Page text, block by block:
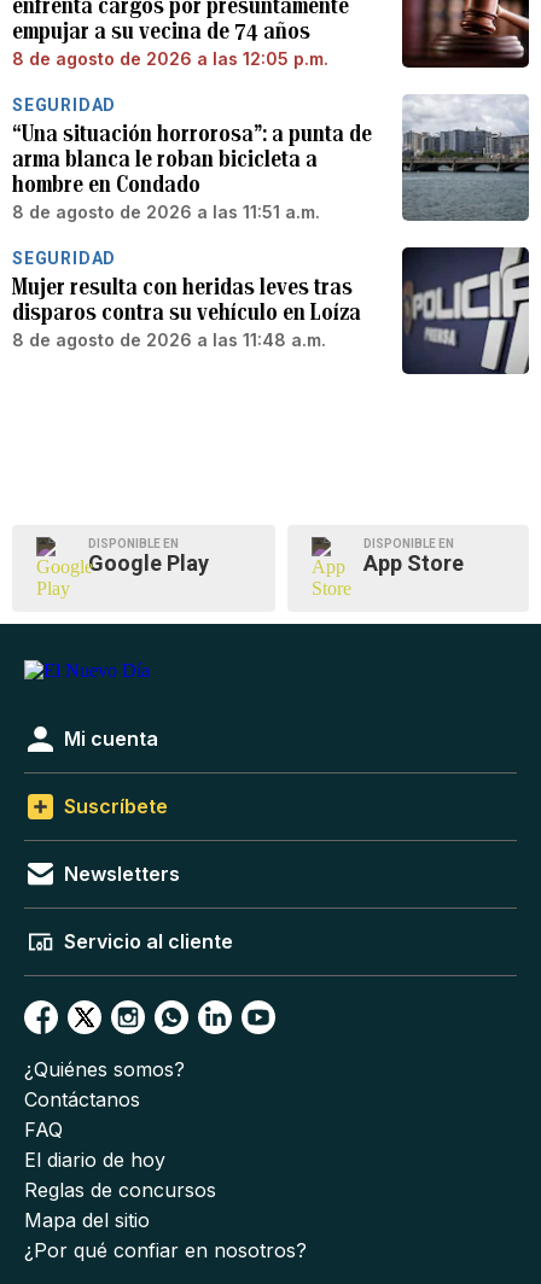
enfrenta cargos por presuntamente
empujar a su vecina de 74 años
8 de agosto de 2026 a las 12:05 p.m.
SEGURIDAD
“Una situación horrorosa”: a punta de
arma blanca le roban bicicleta a
hombre en Condado
8 de agosto de 2026 a las 11:51 a.m.
SEGURIDAD
Mujer resulta con heridas leves tras
disparos contra su vehículo en Loíza
8 de agosto de 2026 a las 11:48 a.m.
DISPONIBLE EN
Google Play
DISPONIBLE EN
App Store
Mi cuenta
Suscríbete
Newsletters
Servicio al cliente
¿Quiénes somos?
Contáctanos
FAQ
El diario de hoy
Reglas de concursos
Mapa del sitio
¿Por qué confiar en nosotros?